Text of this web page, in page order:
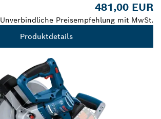
481,00 EUR
Unverbindliche Preisempfehlung mit MwSt.
Produktdetails